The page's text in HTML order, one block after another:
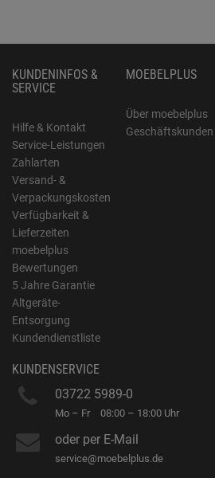
KUNDENINFOS &
SERVICE
Hilfe & Kontakt
Service-Leistungen
Zahlarten
Versand- &
Verpackungskosten
Verfügbarkeit &
Lieferzeiten
moebelplus
Bewertungen
5 Jahre Garantie
Altgeräte-
Entsorgung
Kundendienstliste
MOEBELPLUS
Über moebelplus
Geschäftskunden
KUNDENSERVICE
03722 5989-0
Mo – Fr 08:00 – 18:00 Uhr
oder per E-Mail
service@moebelplus.de